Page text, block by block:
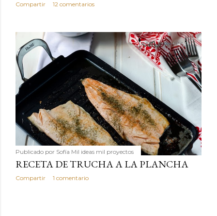
Compartir 12 comentarios
Publicado por Sofía Mil ideas mil proyectos
RECETA DE TRUCHA A LA PLANCHA
Compartir 1 comentario